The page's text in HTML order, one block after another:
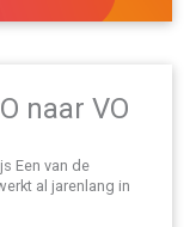
naar VO
Een van de
al jarenlang in